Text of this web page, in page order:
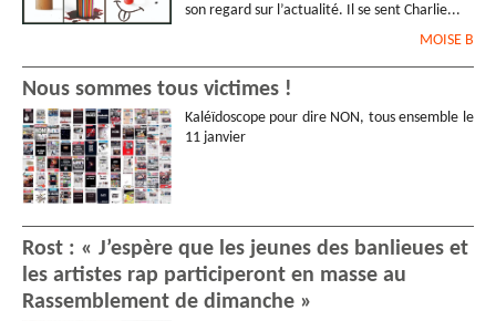
son regard sur l’actualité. Il se sent Charlie...
MOISE B
Nous sommes tous victimes !
Kaléïdoscope pour dire NON, tous ensemble le
11 janvier
Rost : « J’espère que les jeunes des banlieues et
les artistes rap participeront en masse au
Rassemblement de dimanche »